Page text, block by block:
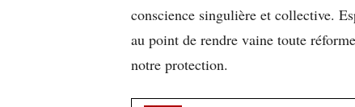
conscience singulière et collective.
au point de rendre vaine toute
notre protection.